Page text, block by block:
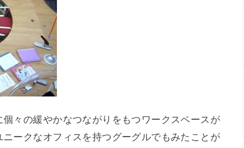
々の緩やかなつながりをもつワークスペースが
ークなオフィスを持つグーグルでもみたことが